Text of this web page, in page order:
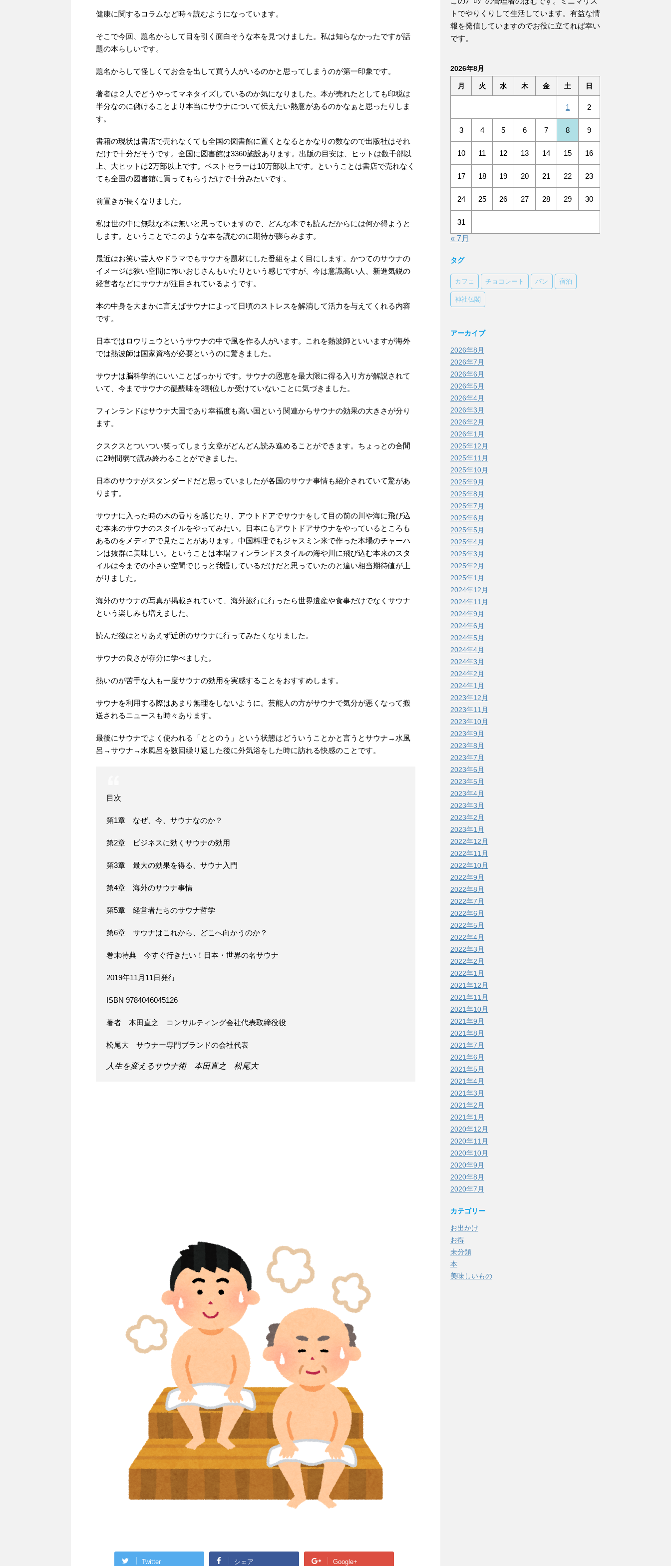
健康に関するコラムなど時々読むようになっています。
そこで今回、題名からして目を引く面白そうな本を見つけました。私は知らなかったですが話
題の本らしいです。
題名からして怪しくてお金を出して買う人がいるのかと思ってしまうのが第一印象です。
著者は２人でどうやってマネタイズしているのか気になりました。本が売れたとしても印税は
半分なのに儲けることより本当にサウナについて伝えたい熱意があるのかなぁと思ったりしま
す。
書籍の現状は書店で売れなくても全国の図書館に置くとなるとかなりの数なので出版社はそれ
だけで十分だそうです。全国に図書館は3360施設あります。出版の目安は、ヒットは数千部以
上、大ヒットは2万部以上です。ベストセラーは10万部以上です。ということは書店で売れなく
ても全国の図書館に買ってもらうだけで十分みたいです。
前置きが長くなりました。
私は世の中に無駄な本は無いと思っていますので、どんな本でも読んだからには何か得ようと
します。ということでこのような本を読むのに期待が膨らみます。
最近はお笑い芸人やドラマでもサウナを題材にした番組をよく目にします。かつてのサウナの
イメージは狭い空間に怖いおじさんもいたりという感じですが、今は意識高い人、新進気鋭の
経営者などにサウナが注目されているようです。
本の中身を大まかに言えばサウナによって日頃のストレスを解消して活力を与えてくれる内容
です。
日本ではロウリュウというサウナの中で風を作る人がいます。これを熱波師といいますが海外
では熱波師は国家資格が必要というのに驚きました。
サウナは脳科学的にいいことばっかりです。サウナの恩恵を最大限に得る入り方が解説されて
いて、今までサウナの醍醐味を3割位しか受けていないことに気づきました。
フィンランドはサウナ大国であり幸福度も高い国という関連からサウナの効果の大きさが分り
ます。
クスクスとついつい笑ってしまう文章がどんどん読み進めることができます。ちょっとの合間
に2時間弱で読み終わることができました。
日本のサウナがスタンダードだと思っていましたが各国のサウナ事情も紹介されていて驚があ
ります。
サウナに入った時の木の香りを感じたり、アウトドアでサウナをして目の前の川や海に飛び込
む本来のサウナのスタイルをやってみたい。日本にもアウトドアサウナをやっているところも
あるのをメディアで見たことがあります。中国料理でもジャスミン米で作った本場のチャーハ
ンは抜群に美味しい。ということは本場フィンランドスタイルの海や川に飛び込む本来のスタ
イルは今までの小さい空間でじっと我慢しているだけだと思っていたのと違い相当期待値が上
がりました。
海外のサウナの写真が掲載されていて、海外旅行に行ったら世界遺産や食事だけでなくサウナ
という楽しみも増えました。
読んだ後はとりあえず近所のサウナに行ってみたくなりました。
サウナの良さが存分に学べました。
熱いのが苦手な人も一度サウナの効用を実感することをおすすめします。
サウナを利用する際はあまり無理をしないように。芸能人の方がサウナで気分が悪くなって搬
送されるニュースも時々あります。
最後にサウナでよく使われる「ととのう」という状態はどういうことかと言うとサウナ→水風
呂→サウナ→水風呂を数回繰り返した後に外気浴をした時に訪れる快感のことです。
目次
第1章 なぜ、今、サウナなのか？
第2章 ビジネスに効くサウナの効用
第3章 最大の効果を得る、サウナ入門
第4章 海外のサウナ事情
第5章 経営者たちのサウナ哲学
第6章 サウナはこれから、どこへ向かうのか？
巻末特典 今すぐ行きたい！日本・世界の名サウナ
2019年11月11日発行
ISBN 9784046045126
著者 本田直之 コンサルティング会社代表取締役役
松尾大 サウナー専門ブランドの会社代表
人生を変えるサウナ術 本田直之 松尾大
Twitter シェア Google+
トでやりくりして生活しています。有益な情
報を発信していますのでお役に立てれば幸い
です。
2026年8月
月 火 水 木 金 土 日
1 2
3 4 5 6 7 8 9
10 11 12 13 14 15 16
17 18 19 20 21 22 23
24 25 26 27 28 29 30
31
« 7月
タグ
カフェ チョコレート パン 宿泊
神社仏閣
アーカイブ
2026年8月
2026年7月
2026年6月
2026年5月
2026年4月
2026年3月
2026年2月
2026年1月
2025年12月
2025年11月
2025年10月
2025年9月
2025年8月
2025年7月
2025年6月
2025年5月
2025年4月
2025年3月
2025年2月
2025年1月
2024年12月
2024年11月
2024年9月
2024年6月
2024年5月
2024年4月
2024年3月
2024年2月
2024年1月
2023年12月
2023年11月
2023年10月
2023年9月
2023年8月
2023年7月
2023年6月
2023年5月
2023年4月
2023年3月
2023年2月
2023年1月
2022年12月
2022年11月
2022年10月
2022年9月
2022年8月
2022年7月
2022年6月
2022年5月
2022年4月
2022年3月
2022年2月
2022年1月
2021年12月
2021年11月
2021年10月
2021年9月
2021年8月
2021年7月
2021年6月
2021年5月
2021年4月
2021年3月
2021年2月
2021年1月
2020年12月
2020年11月
2020年10月
2020年9月
2020年8月
2020年7月
カテゴリー
お出かけ
お得
未分類
本
美味しいもの